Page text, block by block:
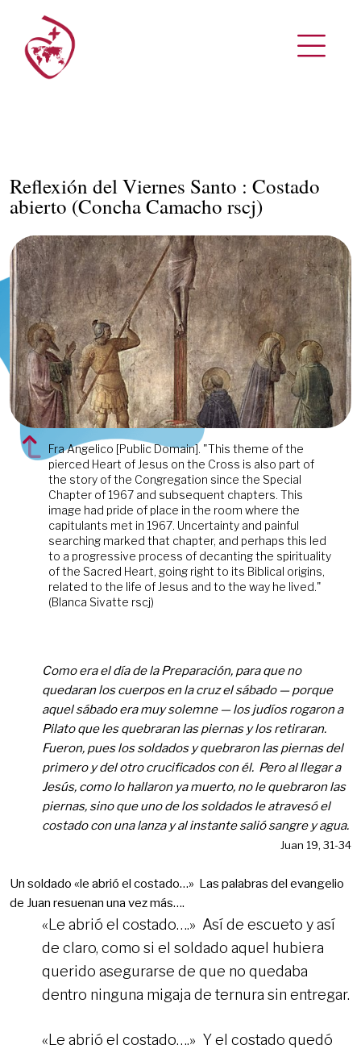
Reflexión del Viernes Santo : Costado
abierto (Concha Camacho rscj)
Fra Angelico [Public Domain]. "This theme of the
pierced Heart of Jesus on the Cross is also part of
the story of the Congregation since the Special
Chapter of 1967 and subsequent chapters. This
image had pride of place in the room where the
capitulants met in 1967. Uncertainty and painful
searching marked that chapter, and perhaps this led
to a progressive process of decanting the spirituality
of the Sacred Heart, going right to its Biblical origins,
related to the life of Jesus and to the way he lived."
(Blanca Sivatte rscj)
Como era el día de la Preparación, para que no
quedaran los cuerpos en la cruz el sábado — porque
aquel sábado era muy solemne — los judíos rogaron a
Pilato que les quebraran las piernas y los retiraran.
Fueron, pues los soldados y quebraron las piernas del
primero y del otro crucificados con él. Pero al llegar a
Jesús, como lo hallaron ya muerto, no le quebraron las
piernas, sino que uno de los soldados le atravesó el
costado con una lanza y al instante salió sangre y agua.
Juan 19, 31-34
Un soldado «le abrió el costado…» Las palabras del evangelio
de Juan resuenan una vez más….
«Le abrió el costado….» Así de escueto y así
de claro, como si el soldado aquel hubiera
querido asegurarse de que no quedaba
dentro ninguna migaja de ternura sin entregar.
«Le abrió el costado….» Y el costado quedó